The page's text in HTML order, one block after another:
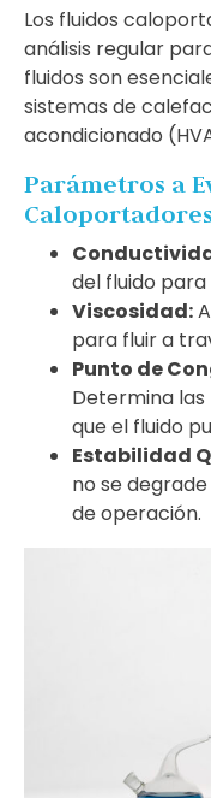
Los fluidos
análisis regular
fluidos son
sistemas de
acondicionado
Parámetros a
Caloportadores
del fluido
Viscosidad:
para fluir a
Punto de
Determina
que el fluido
Estabilidad
no se
de operación.